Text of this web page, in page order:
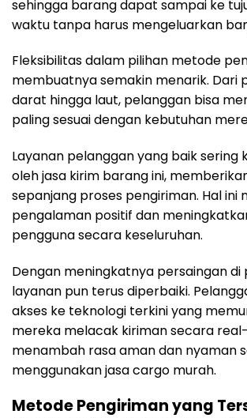
sehingga barang dapat sampai ke
waktu tanpa harus mengeluarkan
Fleksibilitas dalam pilihan metode
membuatnya semakin menarik. Dari
darat hingga laut, pelanggan bisa
paling sesuai dengan kebutuhan
Layanan pelanggan yang baik sering
oleh jasa kirim barang ini,
sepanjang proses pengiriman. Hal ini
pengalaman positif dan
pengguna secara keseluruhan.
Dengan meningkatnya persaingan di
layanan pun terus diperbaiki.
akses ke teknologi terkini yang
mereka melacak kiriman secara
menambah rasa aman dan nyaman
menggunakan jasa cargo murah.
Metode Pengiriman yang